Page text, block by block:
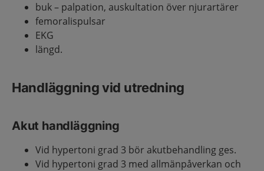
buk – palpation, auskultation över njurartärer
femoralispulsar
EKG
längd.
Handläggning vid utredning
Akut handläggning
Vid hypertoni grad 3 bör akutbehandling ges.
Vid hypertoni grad 3 med allmänpåverkan och